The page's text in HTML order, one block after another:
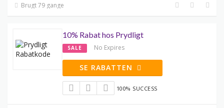
Brugt 79 gange
10% Rabat hos Prydligt
SALE No Expires
SE RABATTEN
100% SUCCESS